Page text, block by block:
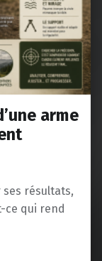
arme
ses résultats,
ce qui rend